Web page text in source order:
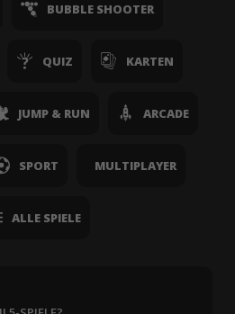
BUBBLE SHOOTER
QUIZ KARTEN
JUMP & RUN ARCADE
SPORT MULTIPLAYER
ALLE SPIELE